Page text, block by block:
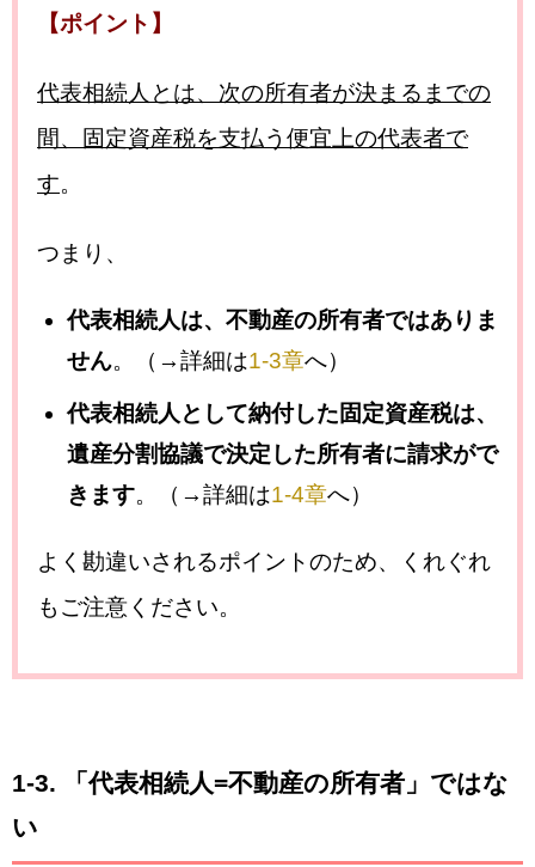
【ポイント】
代表相続人とは、次の所有者が決まるまでの
間、固定資産税を支払う便宜上の代表者で
す。
つまり、
代表相続人は、不動産の所有者ではありま
せん。（→詳細は1-3章へ）
代表相続人として納付した固定資産税は、
遺産分割協議で決定した所有者に請求がで
きます。（→詳細は1-4章へ）
よく勘違いされるポイントのため、くれぐれ
もご注意ください。
1-3. 「代表相続人=不動産の所有者」ではな
い